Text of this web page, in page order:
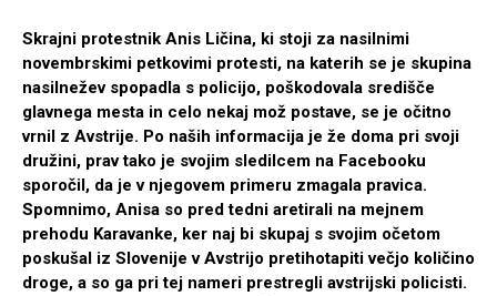
Skrajni protestnik Anis Ličina, ki stoji za nasilnimi
novembrskimi petkovimi protesti, na katerih se je skupina
nasilnežev spopadla s policijo, poškodovala središče
glavnega mesta in celo nekaj mož postave, se je očitno
vrnil z Avstrije. Po naših informacija je že doma pri svoji
družini, prav tako je svojim sledilcem na Facebooku
sporočil, da je v njegovem primeru zmagala pravica.
Spomnimo, Anisa so pred tedni aretirali na mejnem
prehodu Karavanke, ker naj bi skupaj s svojim očetom
poskušal iz Slovenije v Avstrijo pretihotapiti večjo količino
droge, a so ga pri tej nameri prestregli avstrijski policisti.